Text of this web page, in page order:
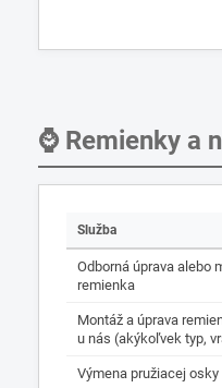
⌚ Remienky a
Služba
Odborná úprava alebo
remienka
Montáž a úprava
u nás (akýkoľvek typ,
Výmena pružiacej osky